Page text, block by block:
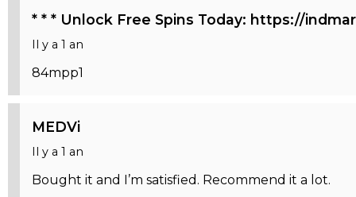
* * * Unlock Free Spins Today: https://
Il y a 1 an
84mpp1
MEDVi
Il y a 1 an
Bought it and I’m satisfied. Recommend it a lot.